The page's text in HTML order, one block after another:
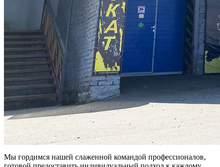
Мы гордимся нашей слаженной командой профессионалов,